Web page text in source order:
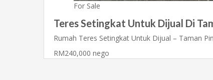
For Sale
Teres Setingkat Untuk Dijual Di
Rumah Teres Setingkat Untuk Dijual – Taman
RM240,000 nego